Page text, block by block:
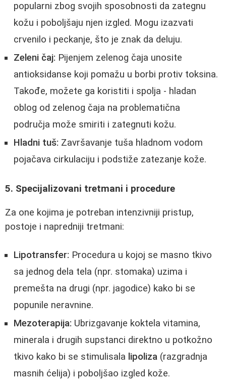
popularni zbog svojih sposobnosti da zategnu
kožu i poboljšaju njen izgled. Mogu izazvati
crvenilo i peckanje, što je znak da deluju.
Zeleni čaj: Pijenjem zelenog čaja unosite
antioksidanse koji pomažu u borbi protiv toksina.
Takođe, možete ga koristiti i spolja - hladan
oblog od zelenog čaja na problematična
područja može smiriti i zategnuti kožu.
Hladni tuš: Završavanje tuša hladnom vodom
pojačava cirkulaciju i podstiže zatezanje kože.
5. Specijalizovani tretmani i procedure
Za one kojima je potreban intenzivniji pristup,
postoje i napredniji tretmani:
Lipotransfer: Procedura u kojoj se masno tkivo
sa jednog dela tela (npr. stomaka) uzima i
premešta na drugi (npr. jagodice) kako bi se
popunile neravnine.
Mezoterapija: Ubrizgavanje koktela vitamina,
minerala i drugih supstanci direktno u potkožno
tkivo kako bi se stimulisala lipoliza (razgradnja
masnih ćelija) i poboljšao izgled kože.